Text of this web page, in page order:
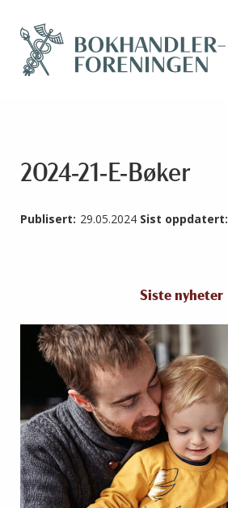
2024-21-E-Bøker
Publisert: 29.05.2024 Sist oppdatert:
Siste nyheter